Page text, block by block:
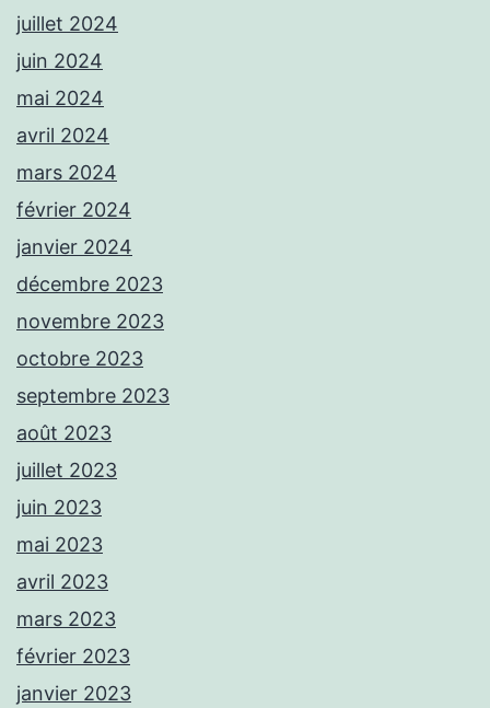
juillet 2024
juin 2024
mai 2024
avril 2024
mars 2024
février 2024
janvier 2024
décembre 2023
novembre 2023
octobre 2023
septembre 2023
août 2023
juillet 2023
juin 2023
mai 2023
avril 2023
mars 2023
février 2023
janvier 2023